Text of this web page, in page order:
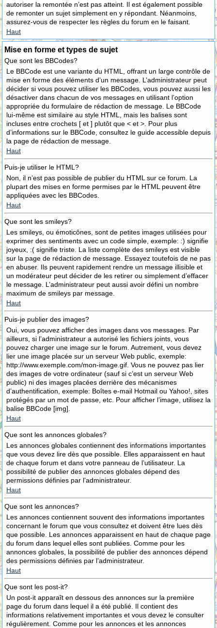
autoriser la remontée n’est pas atteint. Il est également possible
de remonter un sujet simplement en y répondant. Néanmoins,
assurez-vous de respecter les règles du forum en le faisant.
Haut
Mise en forme et types de sujet
Que sont les BBCodes?
Le BBCode est une variante du HTML, offrant un large contrôle de
mise en forme des éléments d’un message. L’administrateur peut
décider si vous pouvez utiliser les BBCodes, vous pouvez aussi les
désactiver dans chacun de vos messages en utilisant l’option
appropriée du formulaire de rédaction de message. Le BBCode
lui-même est similaire au style HTML, mais les balises sont
incluses entre crochets [ et ] plutôt que < et >. Pour plus
d’informations sur le BBCode, consultez le guide accessible depuis
la page de rédaction de message.
Haut
Puis-je utiliser le HTML?
Non, il n’est pas possible de publier du HTML sur ce forum. La
plupart des mises en forme permises par le HTML peuvent être
appliquées avec les BBCodes.
Haut
Que sont les smileys?
Les smileys, ou émoticônes, sont de petites images utilisées pour
exprimer des sentiments avec un code simple, exemple: :) signifie
joyeux, :( signifie triste. La liste complète des smileys est visible
sur la page de rédaction de message. Essayez toutefois de ne pas
en abuser. Ils peuvent rapidement rendre un message illisible et
un modérateur peut décider de les retirer ou simplement d’effacer
le message. L’administrateur peut aussi avoir défini un nombre
maximum de smileys par message.
Haut
Puis-je publier des images?
Oui, vous pouvez afficher des images dans vos messages. Par
ailleurs, si l’administrateur a autorisé les fichiers joints, vous
pouvez charger une image sur le forum. Autrement, vous devez
lier une image placée sur un serveur Web public, exemple:
http://www.exemple.com/mon-image.gif. Vous ne pouvez pas lier
des images de votre ordinateur (sauf si c’est un serveur Web
public) ni des images placées derrière des mécanismes
d’authentification, exemple: Boîtes e-mail Hotmail ou Yahoo!, sites
protégés par un mot de passe, etc. Pour afficher l’image, utilisez la
balise BBCode [img].
Haut
Que sont les annonces globales?
Les annonces globales contiennent des informations importantes
que vous devez lire dès que possible. Elles apparaissent en haut
de chaque forum et dans votre panneau de l’utilisateur. La
possibilité de publier des annonces globales dépend des
permissions définies par l’administrateur.
Haut
Que sont les annonces?
Les annonces contiennent souvent des informations importantes
concernant le forum que vous consultez et doivent être lues dès
que possible. Les annonces apparaissent en haut de chaque page
du forum dans lequel elles sont publiées. Comme pour les
annonces globales, la possibilité de publier des annonces dépend
des permissions définies par l’administrateur.
Haut
Que sont les post-it?
Un post-it apparaît en dessous des annonces sur la première
page du forum dans lequel il a été publié. Il contient des
informations relativement importantes et vous devez le consulter
régulièrement. Comme pour les annonces et les annonces